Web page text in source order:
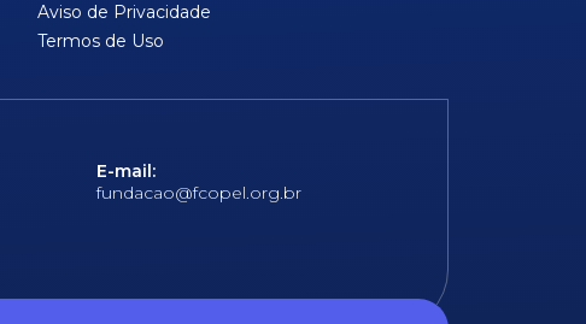
Aviso de Privacidade
Termos de Uso
E-mail:
fundacao@fcopel.org.br